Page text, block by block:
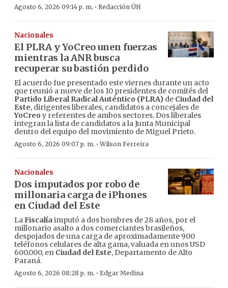
Agosto 6, 2026 09:14 p. m. · Redacción ÚH
Nacionales
El PLRA y YoCreo unen fuerzas
mientras la ANR busca
recuperar su bastión perdido
El acuerdo fue presentado este viernes durante un acto
que reunió a nueve de los 10 presidentes de comités del
Partido Liberal Radical Auténtico (PLRA) de Ciudad del
Este, dirigentes liberales, candidatos a concejales de
YoCreo y referentes de ambos sectores. Dos liberales
integran la lista de candidatos a la Junta Municipal
dentro del equipo del movimiento de Miguel Prieto.
Agosto 6, 2026 09:07 p. m. ·Wilson Ferreira
Nacionales
Dos imputados por robo de
millonaria carga de iPhones
en Ciudad del Este
LaFiscalíaimputó a dos hombres de 28 años, por el
millonario asalto a dos comerciantes brasileños,
despojados de una carga de aproximadamente 900
teléfonos celulares de alta gama, valuada en unos USD
600.000, en Ciudad del Este, Departamento de Alto
Paraná.
Agosto 6, 2026 08:28 p. m. · Edgar Medina